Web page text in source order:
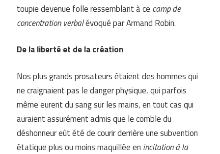
toupie devenue folle ressemblant à ce camp de
concentration verbalévoqué par Armand Robin.
De la liberté et de la création
Nos plus grands prosateurs étaient des hommes qui
ne craignaient pas le danger physique, qui parfois
même eurent du sang sur les mains, en tout cas qui
auraient assurément admis que le comble du
déshonneur eût été de courir derrière une subvention
étatique plus ou moins maquillée en incitation à la